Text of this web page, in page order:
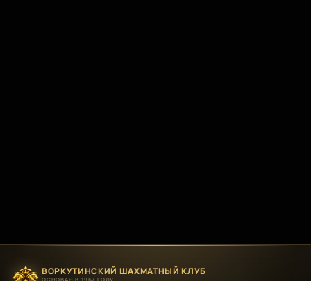
ВОРКУТИНСКИЙ ШАХМАТНЫЙ КЛУБ
ОСНОВАН В 1967 ГОДУ